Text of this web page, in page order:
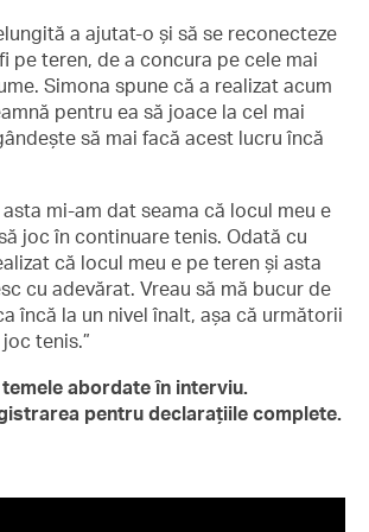
a ajutat-o și să se reconecteze
pe teren, de a concura pe cele mai
Simona spune că a realizat acum
pentru ea să joace la cel mai
să mai facă acest lucru încă
mi-am dat seama că locul meu e
joc în continuare tenis. Odată cu
că locul meu e pe teren și asta
cu adevărat. Vreau să mă bucur de
încă la un nivel înalt, așa că următorii
tenis.”
abordate în interviu.
pentru declarațiile complete.